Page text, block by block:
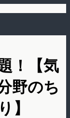
！【気
野のち
】